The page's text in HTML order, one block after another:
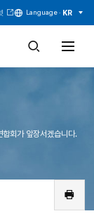
Language · KR
검
전
회가 앞장서겠습니다.
인
쇄